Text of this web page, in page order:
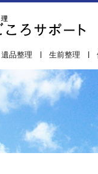
遺品整理 生前整理